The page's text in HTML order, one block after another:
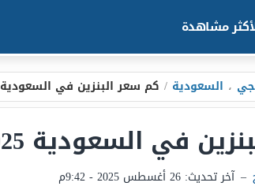
مشاهدة
، السعودية / كم سعر البنزين في السعودية 2025
في السعودية 2025
– آخر تحديث: 26 أغسطس 2025 - 9:42م